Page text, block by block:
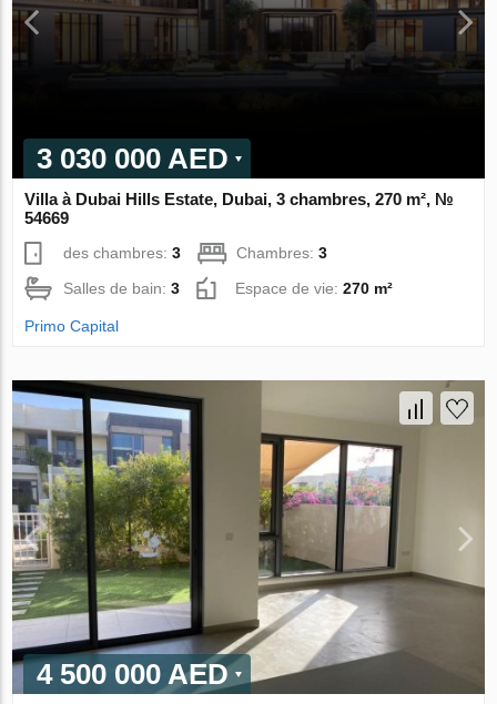
3 030 000 AED
Villa à Dubai Hills Estate, Dubai, 3 chambres, 270 m², №
54669
des chambres:3 Chambres:3
Salles de bain:3 Espace de vie:270 m²
Primo Capital
4 500 000 AED